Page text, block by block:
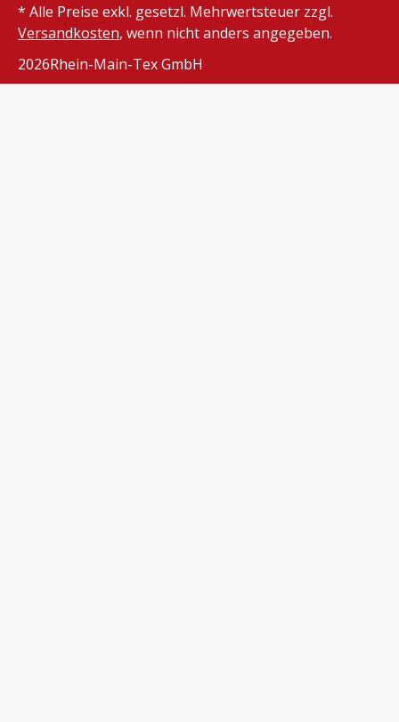
* Alle Preise exkl. gesetzl. Mehrwertsteuer zzgl.
Versandkosten, wenn nicht anders angegeben.
2026Rhein-Main-Tex GmbH